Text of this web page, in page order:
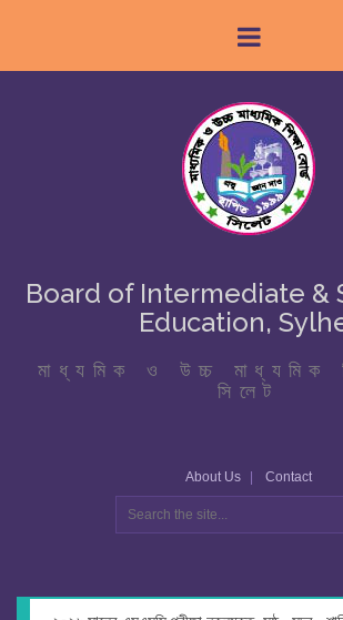
Board of Intermediate &
Education,
মাধ্যমিক ও উচ্চ মাধ্যমিক
সিলেট
About Us Contact